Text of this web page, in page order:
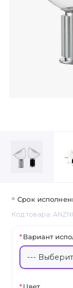
Срок
Код товара:
Вариант